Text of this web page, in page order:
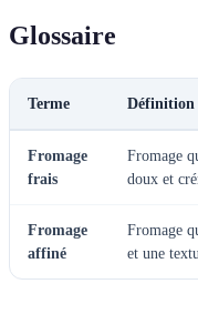
Glossaire
Terme Définition
Fromage
frais
Fromage
doux et
Fromage
affiné
Fromage
et une